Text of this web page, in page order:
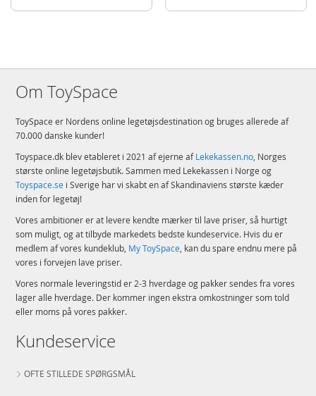
Om ToySpace
ToySpace er Nordens online legetøjsdestination og bruges allerede af
70.000 danske kunder!
Toyspace.dk blev etableret i 2021 af ejerne afLekekassen.no , Norges
største online legetøjsbutik. Sammen med Lekekassen i Norge og
Toyspace.se i Sverige har vi skabt en af Skandinaviens største kæder
inden for legetøj!
Vores ambitioner er at levere kendte mærker til lave priser, så hurtigt
som muligt, og at tilbyde markedets bedste kundeservice. Hvis du er
medlem af vores kundeklub, My ToySpace , kan du spare endnu mere på
vores i forvejen lave priser.
Vores normale leveringstid er 2-3 hverdage og pakker sendes fra vores
lager alle hverdage. Der kommer ingen ekstra omkostninger som told
eller moms på vores pakker.
Kundeservice
OFTE STILLEDE SPØRGSMÅL